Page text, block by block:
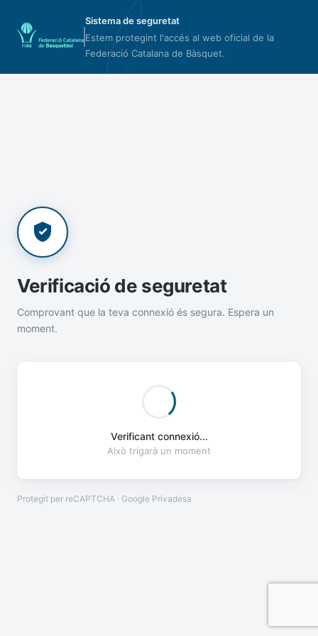
Sistema de seguretat
Estem protegint l'accés al web oficial de la
Federació Catalana de Bàsquet.
Verificació de seguretat
Comprovant que la teva connexió és segura. Espera un
moment.
Verificant connexió...
Això trigarà un moment
Protegit per reCAPTCHA · Google Privadesa